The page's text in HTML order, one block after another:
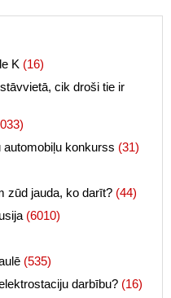
K (16)
cik droši tie ir
automobiļu konkurss (31)
zūd jauda, ko darīt? (44)
(6010)
(535)
darbību? (16)